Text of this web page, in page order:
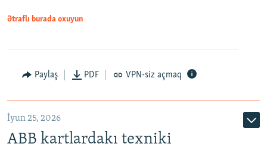
Auto 240p 360p 480p
720p 1080p
Ətraflı burada oxuyun
Paylaş PDF VPN-siz açmaq
İyun 25, 2026
ABB kartlardakı texniki